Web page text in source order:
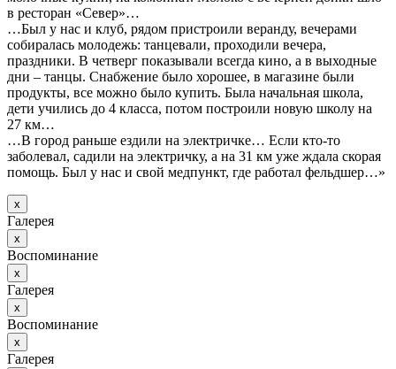
в ресторан «Север»…
…Был у нас и клуб, рядом пристроили веранду, вечерами
собиралась молодежь: танцевали, проходили вечера,
праздники. В четверг показывали всегда кино, а в выходные
дни – танцы. Снабжение было хорошее, в магазине были
продукты, все можно было купить. Была начальная школа,
дети учились до 4 класса, потом построили новую школу на
27 км…
…В город раньше ездили на электричке… Если кто-то
заболевал, садили на электричку, а на 31 км уже ждала скорая
помощь. Был у нас и свой медпункт, где работал фельдшер…»
х
Галерея
х
Воспоминание
х
Галерея
х
Воспоминание
х
Галерея